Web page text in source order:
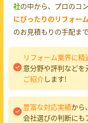
社の中から、プロのコ
にぴったりのリフォー
のお見積もりの手配ま
リフォーム業界に精
意分野や評判などを
ご紹介します!
豊富な対応実績から
会社選びの判断にも